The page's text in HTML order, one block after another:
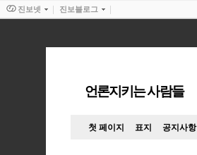
언론지키는 사람들
첫 페이지 표지 공지사항
진보넷 진보블로그